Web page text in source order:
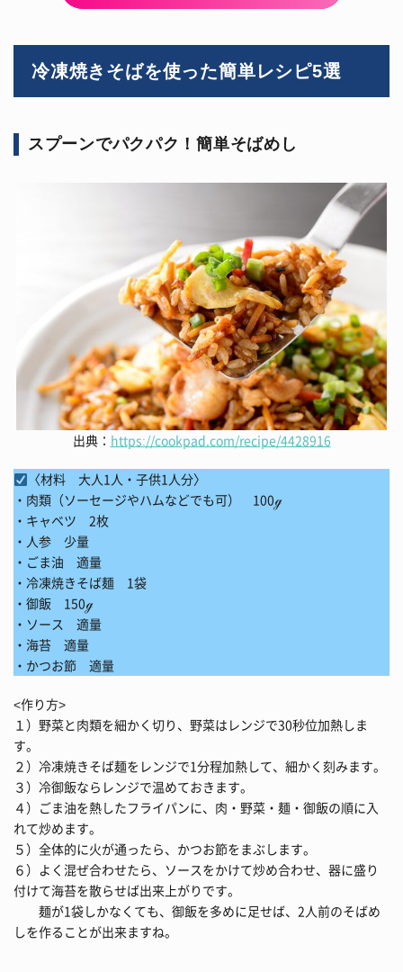
冷凍焼きそばを使った簡単レシピ5選
スプーンでパクパク！簡単そばめし
出典： https://cookpad.com/recipe/4428916
〈材料 大人1人・子供1人分〉
・肉類（ソーセージやハムなどでも可） 100ℊ
・キャベツ 2枚
・人参 少量
・ごま油 適量
・冷凍焼きそば麺 1袋
・御飯 150ℊ
・ソース 適量
・海苔 適量
・かつお節 適量
<作り方>
１）野菜と肉類を細かく切り、野菜はレンジで30秒位加熱しま
す。
２）冷凍焼きそば麺をレンジで1分程加熱して、細かく刻みます。
３）冷御飯ならレンジで温めておきます。
４）ごま油を熱したフライパンに、肉・野菜・麺・御飯の順に入
れて炒めます。
５）全体的に火が通ったら、かつお節をまぶします。
６）よく混ぜ合わせたら、ソースをかけて炒め合わせ、器に盛り
付けて海苔を散らせば出来上がりです。
麺が1袋しかなくても、御飯を多めに足せば、2人前のそばめ
しを作ることが出来ますね。